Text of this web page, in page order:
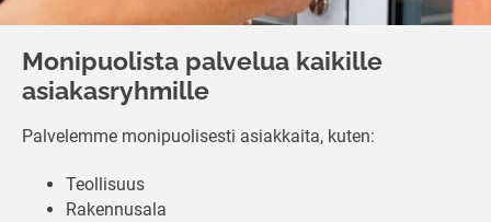
Monipuolista palvelua kaikille
asiakasryhmille
Palvelemme monipuolisesti asiakkaita, kuten:
Teollisuus
Rakennusala